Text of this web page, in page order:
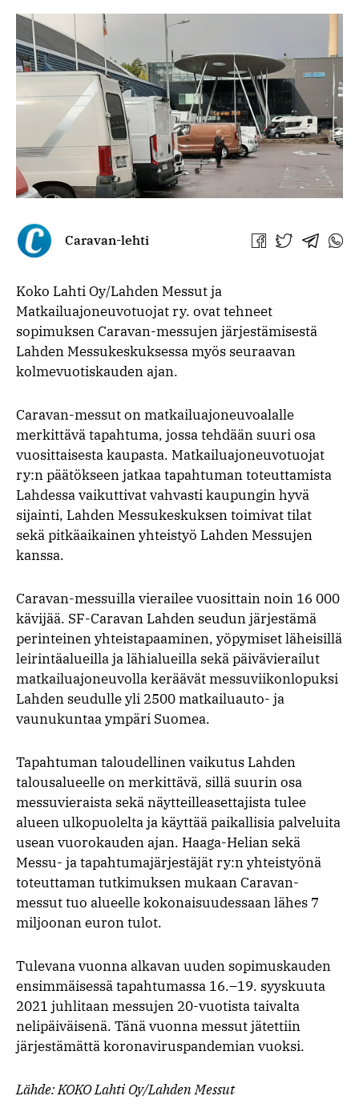
Caravan-lehti
Jaa Jaa Jaa Jaa
Koko Lahti Oy/Lahden Messut ja
Matkailuajoneuvotuojat ry. ovat tehneet
sopimuksen Caravan-messujen järjestämisestä
Lahden Messukeskuksessa myös seuraavan
kolmevuotiskauden ajan.
Caravan-messut on matkailuajoneuvoalalle
merkittävä tapahtuma, jossa tehdään suuri osa
vuosittaisesta kaupasta. Matkailuajoneuvotuojat
ry:n päätökseen jatkaa tapahtuman toteuttamista
Lahdessa vaikuttivat vahvasti kaupungin hyvä
sijainti, Lahden Messukeskuksen toimivat tilat
sekä pitkäaikainen yhteistyö Lahden Messujen
kanssa.
Caravan-messuilla vierailee vuosittain noin 16 000
kävijää. SF-Caravan Lahden seudun järjestämä
perinteinen yhteistapaaminen, yöpymiset läheisillä
leirintäalueilla ja lähialueilla sekä päivävierailut
matkailuajoneuvolla keräävät messuviikonlopuksi
Lahden seudulle yli 2500 matkailuauto- ja
vaunukuntaa ympäri Suomea.
Tapahtuman taloudellinen vaikutus Lahden
talousalueelle on merkittävä, sillä suurin osa
messuvieraista sekä näytteilleasettajista tulee
alueen ulkopuolelta ja käyttää paikallisia palveluita
usean vuorokauden ajan. Haaga-Helian sekä
Messu- ja tapahtumajärjestäjät ry:n yhteistyönä
toteuttaman tutkimuksen mukaan Caravan-
messut tuo alueelle kokonaisuudessaan lähes 7
miljoonan euron tulot.
Tulevana vuonna alkavan uuden sopimuskauden
ensimmäisessä tapahtumassa 16.–19. syyskuuta
2021 juhlitaan messujen 20-vuotista taivalta
nelipäiväisenä. Tänä vuonna messut jätettiin
järjestämättä koronaviruspandemian vuoksi.
Lähde: KOKO Lahti Oy/Lahden Messut